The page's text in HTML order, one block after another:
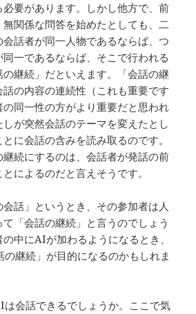
必要があります。しかし他方で、前
関係な問答を始めたとしても、二
話者が同一人物であるならば、つ
一であるならば、そこで行われる
継続」だといえます。「会話の継
の内容の連続性（これも重要です
同一性の方がより重要だと思われ
が突然会話のテーマを変えたとし
に会話の含みを読み取るのです。
続にするのは、会話者が発話の前
によるのだと言えそうです。
話」というとき、その参加者は人
「会話の継続」と言うのでしょう
中にAIが加わるようになるとき、
の継続」が目的になるのかもしれま
は会話できるでしょうか。ここで気